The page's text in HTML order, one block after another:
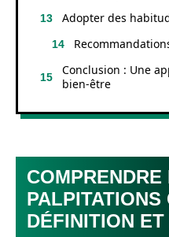
Adopter des
Conclusion : Une
bien-être
COMPRENDRE
DÉFINITION